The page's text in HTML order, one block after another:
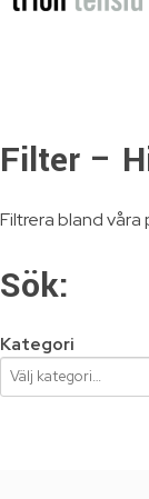
Filter –
Filtrera bland
Sök:
Kategori